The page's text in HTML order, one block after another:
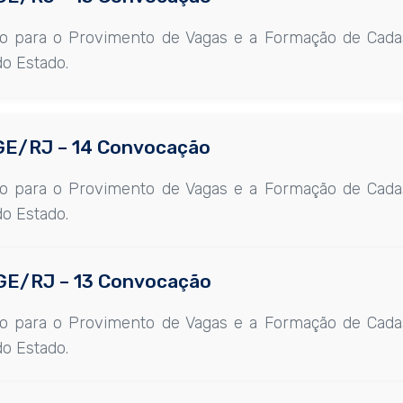
para o Provimento de Vagas e a Formação de
Estado.
RJ – 14 Convocação
para o Provimento de Vagas e a Formação de
Estado.
RJ – 13 Convocação
para o Provimento de Vagas e a Formação de
Estado.